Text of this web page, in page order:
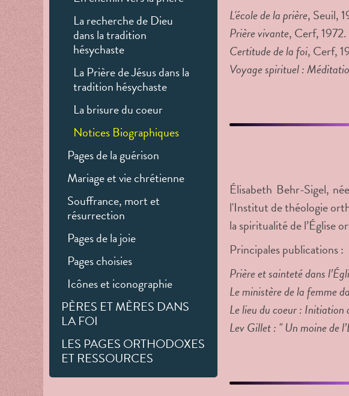
La recherche de Dieu
dans la tradition
hésychaste
La Prière de Jésus dans la
tradition hésychaste
La brisure du coeur
Notices Biographiques
Pages de la guérison
Mariage et vie chrétienne
Souffrance, mort et
résurrection
Pages de la joie
Pages choisies
Icônes et iconographie
PÈRES ET MÈRES DANS
LA FOI
LES PAGES ORTHODOXES
ET RESSOURCES
L'école de la prière, Seuil,
Prière vivante, Cerf, 1972.
Certitude de la foi, Cerf,
Voyage spirituel :
Élisabeth Behr-Sigel,
l'Institut de théologie
la spiritualité de l’Église
Principales publications :
Prière et sainteté dans
Le ministère de la femme
Le lieu du coeur : Initiation
Lev Gillet : " Un moine de